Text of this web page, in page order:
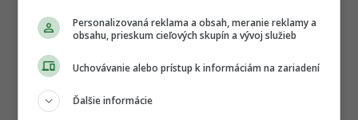
Startitup
Personalizovaná reklama a obsah, meranie reklamy a
obsahu, prieskum cieľových skupín a vývoj služieb
Uchovávanie alebo prístup k informáciám na zariadení
Ďalšie informácie